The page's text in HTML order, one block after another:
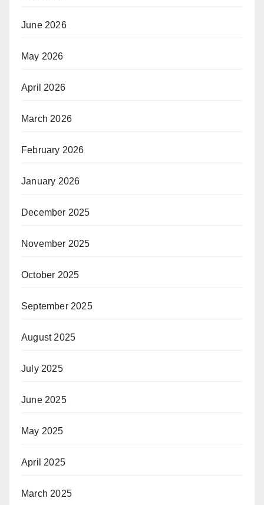
June 2026
May 2026
April 2026
March 2026
February 2026
January 2026
December 2025
November 2025
October 2025
September 2025
August 2025
July 2025
June 2025
May 2025
April 2025
March 2025